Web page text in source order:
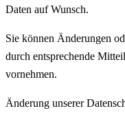
Daten auf Wunsch.
Sie können Änderungen
durch entsprechende
vornehmen.
Änderung unserer